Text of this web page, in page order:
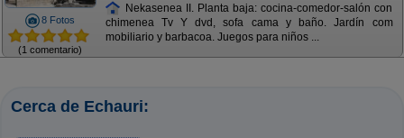
8 Fotos
(1 comentario)
Nekasenea II. Planta baja: cocina-comedor-salón con
chimenea Tv Y dvd, sofa cama y baño. Jardín com
mobiliario y barbacoa. Juegos para niños ...
Cerca de Echauri: